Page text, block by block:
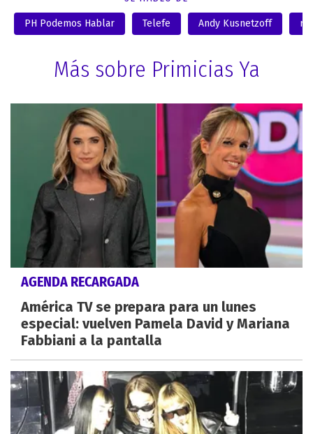
PH Podemos Hablar Telefe Andy Kusnetzoff
Más sobre Primicias Ya
AGENDA RECARGADA
América TV se prepara para un lunes
especial: vuelven Pamela David y Mariana
Fabbiani a la pantalla